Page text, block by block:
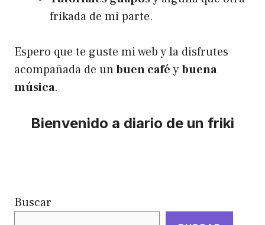
frikada de mi parte.
Espero que te guste mi web y la disfrutes
acompañada de unbuen caféybuena
música.
Bienvenido a diario de un friki
Buscar